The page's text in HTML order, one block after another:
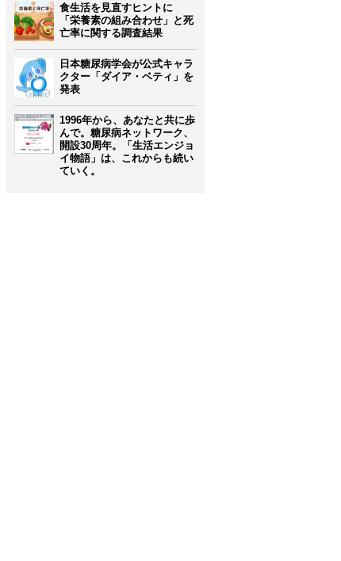
食生活を見直すヒントに
「栄養素の組み合わせ」と死
亡率に関する調査結果
日本糖尿病学会が公式キャラ
クター「ダイア・ベティ」を
発表
1996年から、あなたと共に歩
んで。糖尿病ネットワーク、
開設30周年。「生活エンジョ
イ物語」は、これからも続い
ていく。